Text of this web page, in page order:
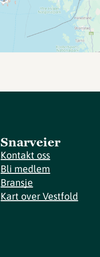
Snarveier
Kontakt oss
Bli medlem
Bransje
Kart over Vestfold